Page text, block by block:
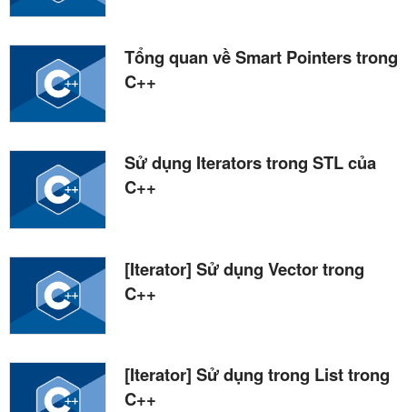
Tổng quan về Smart Pointers trong
C++
Sử dụng Iterators trong STL của
C++
[Iterator] Sử dụng Vector trong
C++
[Iterator] Sử dụng trong List trong
C++